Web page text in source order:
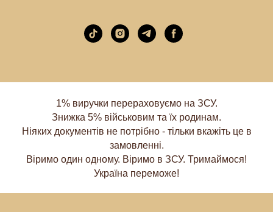
1% виручки перераховуємо на ЗСУ.
Знижка 5% військовим та їх родинам.
Ніяких документів не потрібно - тільки вкажіть це в
замовленні.
Віримо один одному. Віримо в ЗСУ. Тримаймося!
Україна переможе!